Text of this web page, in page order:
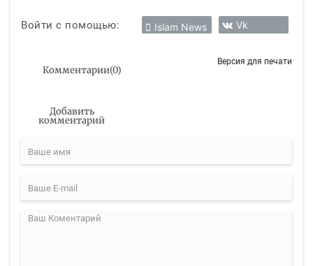
Войти с помощью: Islam News Vk
Комментарии(0)
Версия для печати
Добавить
комментарий